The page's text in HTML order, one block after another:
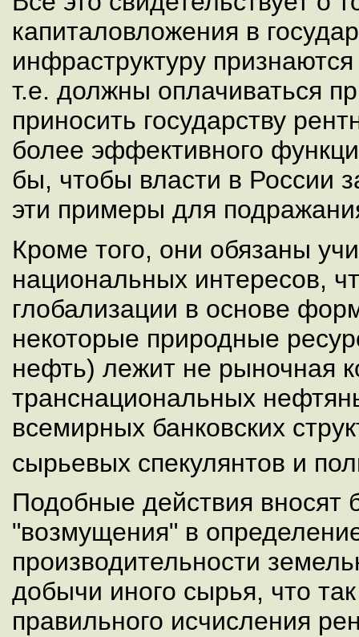
капиталовложения в
инфраструктуру
т.е. должны оплачиваться
приносить государству
более эффективного
бы, чтобы власти в России
эти примеры для
Кроме того, они обязаны
национальных интересов,
глобализации в основе
некоторые природные
нефть) лежит не рыночная
транснациональных
всемирных банковских
сырьевых спекулянтов и
Подобные действия вносят
"возмущения" в
производительности
добычи иного сырья, что
правильного исчисления